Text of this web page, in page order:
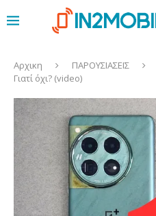
Αρχικη ΠΑΡΟΥΣΙΑΣΕΙΣ
Γιατί όχι? (video)